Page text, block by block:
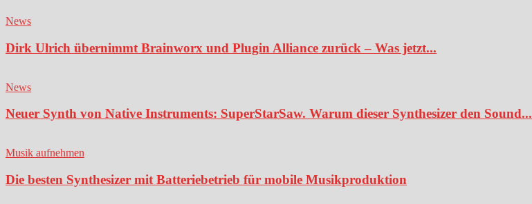
News
Dirk Ulrich übernimmt Brainworx und Plugin Alliance zurück – Was jetzt...
News
Neuer Synth von Native Instruments: SuperStarSaw. Warum dieser Synthesizer den Sound...
Musik aufnehmen
Die besten Synthesizer mit Batteriebetrieb für mobile Musikproduktion